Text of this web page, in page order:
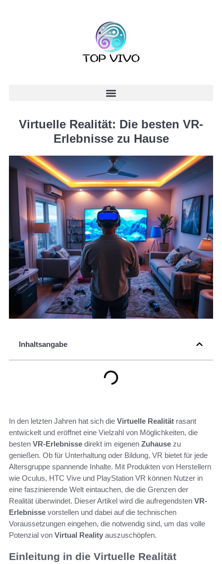
Virtuelle Realität: Die besten VR-
Erlebnisse zu Hause
Inhaltsangabe
In den letzten Jahren hat sich die Virtuelle Realität rasant
entwickelt und eröffnet eine Vielzahl von Möglichkeiten, die
besten VR-Erlebnisse direkt im eigenen Zuhause zu
genießen. Ob für Unterhaltung oder Bildung, VR bietet für jede
Altersgruppe spannende Inhalte. Mit Produkten von Herstellern
wie Oculus, HTC Vive und PlayStation VR können Nutzer in
eine faszinierende Welt eintauchen, die die Grenzen der
Realität überwindet. Dieser Artikel wird die aufregendsten VR-
Erlebnisse vorstellen und dabei auf die technischen
Voraussetzungen eingehen, die notwendig sind, um das volle
Potenzial von Virtual Reality auszuschöpfen.
Einleitung in die Virtuelle Realität